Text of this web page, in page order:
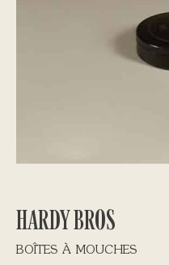
HARDY BROS
BOÎTES À MOUCHES